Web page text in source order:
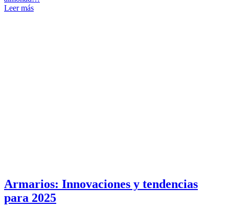
Leer más
Armarios: Innovaciones y tendencias
para 2025